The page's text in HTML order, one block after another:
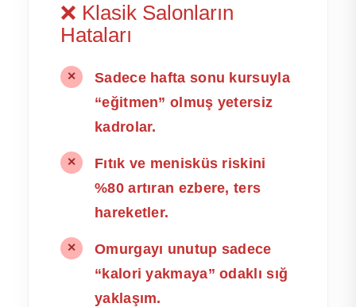
❌ Klasik Salonların
Hataları
✕
Sadece hafta sonu kursuyla
“eğitmen” olmuş yetersiz
kadrolar.
✕
Fıtık ve menisküs riskini
%80 artıran ezbere, ters
hareketler.
✕
Omurgayı unutup sadece
“kalori yakmaya” odaklı sığ
yaklaşım.